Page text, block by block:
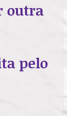
outra
pelo